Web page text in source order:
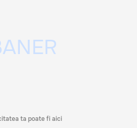
ta poate fi aici